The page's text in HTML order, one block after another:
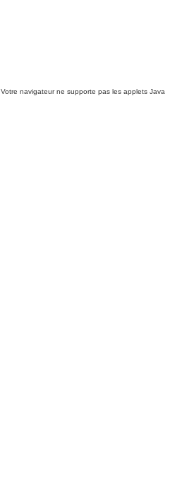
Votre navigateur ne supporte pas les applets Java